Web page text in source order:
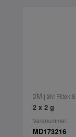
3M | 3M Filtek
2 x 2 g
Varenummer:
MD173216